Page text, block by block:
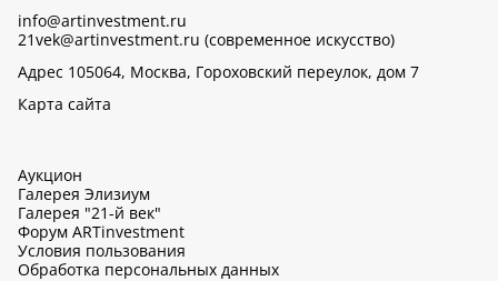
info@artinvestment.ru
21vek@artinvestment.ru (современное искусство)
Адрес 105064, Москва, Гороховский переулок, дом 7
Карта сайта
Аукцион
Галерея Элизиум
Галерея "21-й век"
Форум ARTinvestment
Условия пользования
Обработка персональных данных